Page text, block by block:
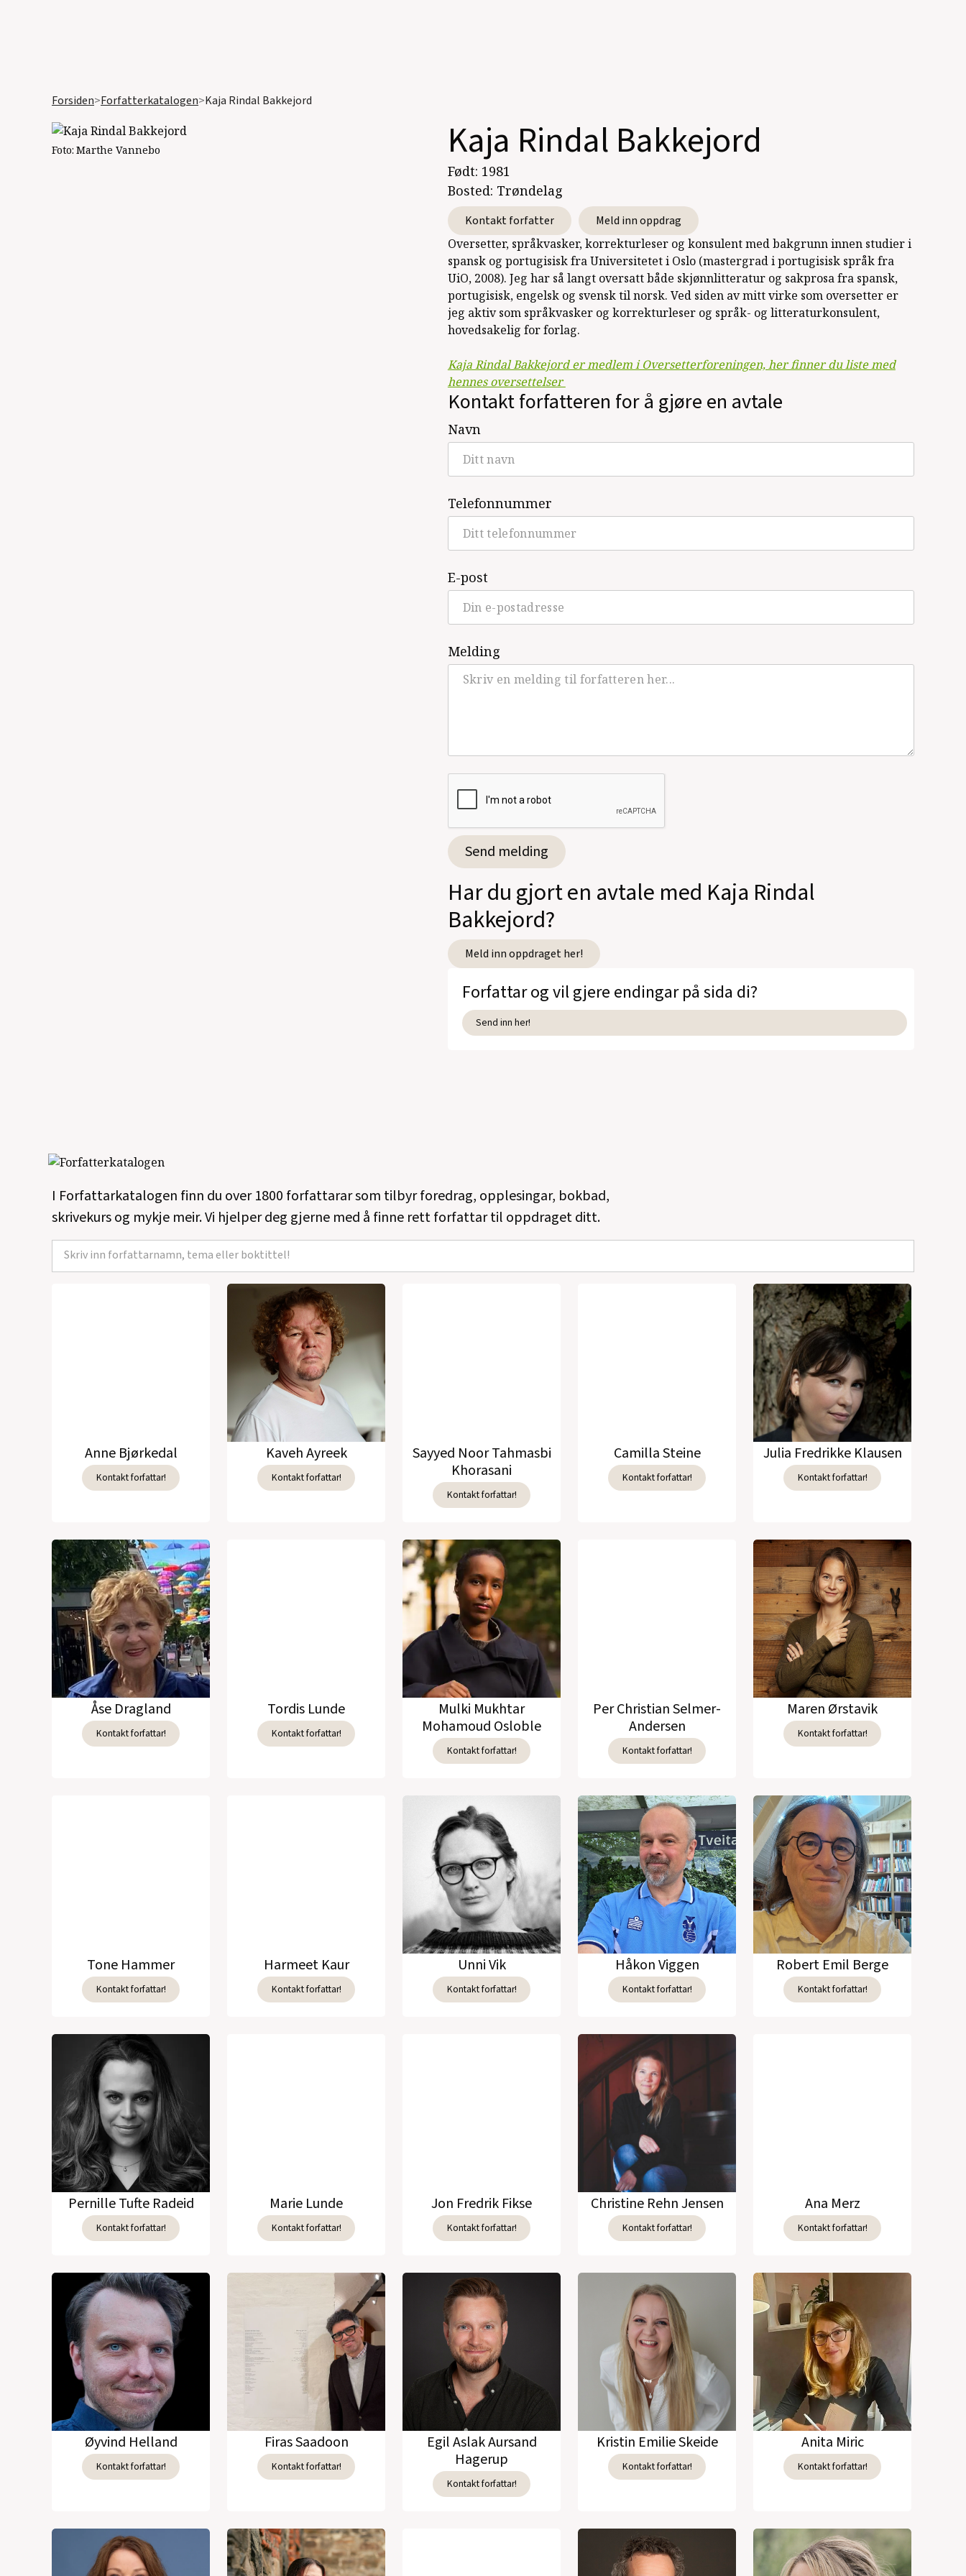
Forsiden>Forfatterkatalogen>Kaja Rindal Bakkejord
Foto: Marthe Vannebo Kaja Rindal Bakkejord
Født: 1981
Bosted: Trøndelag
Kontakt forfatter
Meld inn oppdrag
Oversetter, språkvasker, korrekturleser og konsulent med bakgrunn innen studier i
spansk og portugisisk fra Universitetet i Oslo (mastergrad i portugisisk språk fra
UiO, 2008). Jeg har så langt oversatt både skjønnlitteratur og sakprosa fra spansk,
portugisisk, engelsk og svensk til norsk. Ved siden av mitt virke som oversetter er
jeg aktiv som språkvasker og korrekturleser og språk- og litteraturkonsulent,
hovedsakelig for forlag.
Kaja Rindal Bakkejord er medlem i Oversetterforeningen, her finner du liste med
hennes oversettelser
Kontakt forfatteren for å gjøre en avtale
Navn
Telefonnummer
E-post
Melding
Har du gjort en avtale med Kaja Rindal
Bakkejord?
Meld inn oppdraget her!
Forfattar og vil gjere endingar på sida di?
Send inn her!
I Forfattarkatalogen finn du over 1800 forfattarar som tilbyr foredrag, opplesingar, bokbad,
skrivekurs og mykje meir. Vi hjelper deg gjerne med å finne rett forfattar til oppdraget ditt.
Anne Bjørkedal
Kontakt forfattar!
Kaveh Ayreek
Kontakt forfattar!
Sayyed Noor Tahmasbi
Khorasani
Kontakt forfattar!
Camilla Steine
Kontakt forfattar!
Julia Fredrikke Klausen
Kontakt forfattar!
Åse Dragland
Kontakt forfattar!
Tordis Lunde
Kontakt forfattar!
Mulki Mukhtar
Mohamoud Osloble
Kontakt forfattar!
Per Christian Selmer-
Andersen
Kontakt forfattar!
Maren Ørstavik
Kontakt forfattar!
Tone Hammer
Kontakt forfattar!
Harmeet Kaur
Kontakt forfattar!
Unni Vik
Kontakt forfattar!
Håkon Viggen
Kontakt forfattar!
Robert Emil Berge
Kontakt forfattar!
Pernille Tufte Radeid
Kontakt forfattar!
Marie Lunde
Kontakt forfattar!
Jon Fredrik Fikse
Kontakt forfattar!
Christine Rehn Jensen
Kontakt forfattar!
Ana Merz
Kontakt forfattar!
Øyvind Helland
Kontakt forfattar!
Firas Saadoon
Kontakt forfattar!
Egil Aslak Aursand
Hagerup
Kontakt forfattar!
Kristin Emilie Skeide
Kontakt forfattar!
Anita Miric
Kontakt forfattar!